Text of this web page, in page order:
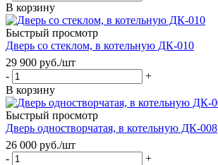
В корзину
Быстрый просмотр
Дверь со стеклом, в котельную ДК-010
29 900 руб./шт
-
+
В корзину
Быстрый просмотр
Дверь одностворчатая, в котельную ДК-008
26 000 руб./шт
-
+